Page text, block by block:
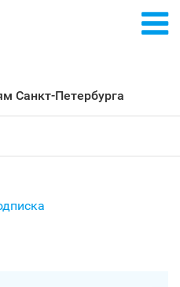
Санкт‑Петербурга